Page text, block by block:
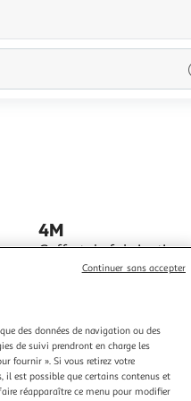
4M
Coffret de fabrication
Kit pour apprendre à
Vous
des données de navigation ou des
de suivi prendront en charge les
fournir ». Si vous retirez votre
il est possible que certains contenus et
réapparaître ce menu pour modifier
Continuer sans accepter